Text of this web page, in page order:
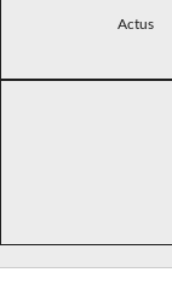
Actus